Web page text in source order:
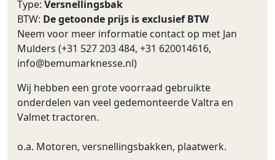
Type: Versnellingsbak
BTW: De getoonde prijs is exclusief BTW
Neem voor meer informatie contact op met Jan
Mulders (+31 527 203 484, +31 620014616,
info@bemumarknesse.nl)
Wij hebben een grote voorraad gebruikte
onderdelen van veel gedemonteerde Valtra en
Valmet tractoren.
o.a. Motoren, versnellingsbakken, plaatwerk.